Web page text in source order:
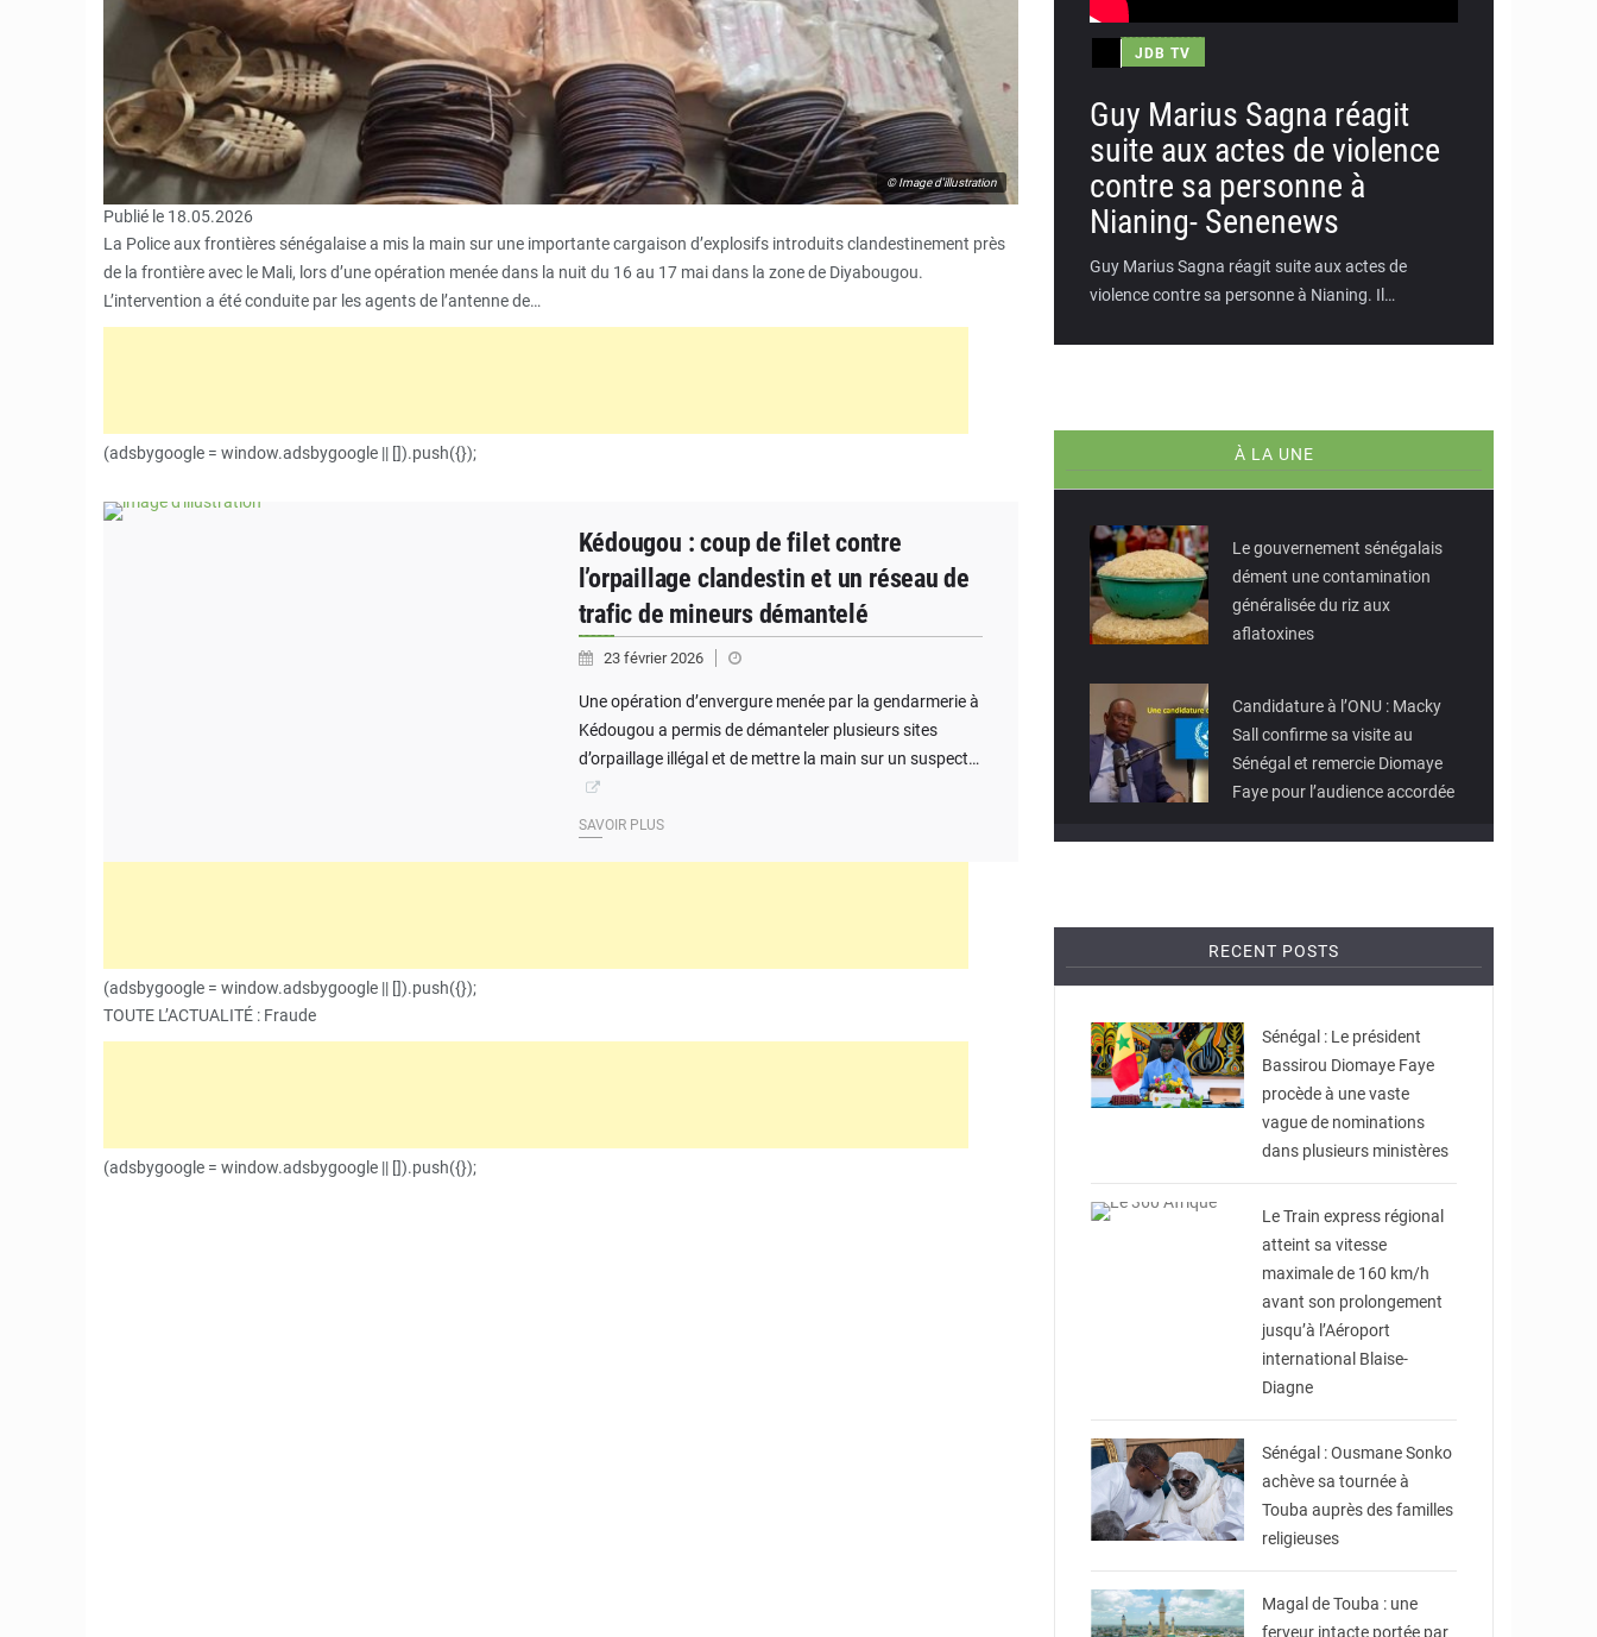
© Image d'illustration
Publié le 18.05.2026
La Police aux frontières sénégalaise a mis la main sur une importante cargaison d’explosifs introduits clandestinement près
de la frontière avec le Mali, lors d’une opération menée dans la nuit du 16 au 17 mai dans la zone de Diyabougou.
L’intervention a été conduite par les agents de l’antenne de…
(adsbygoogle = window.adsbygoogle || []).push({});
Kédougou : coup de filet contre
l’orpaillage clandestin et un réseau de
trafic de mineurs démantelé
23 février 2026
Une opération d’envergure menée par la gendarmerie à
Kédougou a permis de démanteler plusieurs sites
d’orpaillage illégal et de mettre la main sur un suspect…
SAVOIR PLUS
(adsbygoogle = window.adsbygoogle || []).push({});
TOUTE L’ACTUALITÉ : Fraude
(adsbygoogle = window.adsbygoogle || []).push({});
JDB TV
Guy Marius Sagna réagit
suite aux actes de violence
contre sa personne à
Nianing- Senenews
Guy Marius Sagna réagit suite aux actes de
violence contre sa personne à Nianing. Il…
À LA UNE
Le gouvernement sénégalais
dément une contamination
généralisée du riz aux
aflatoxines
Candidature à l’ONU : Macky
Sall confirme sa visite au
Sénégal et remercie Diomaye
Faye pour l’audience accordée
RECENT POSTS
Sénégal : Le président
Bassirou Diomaye Faye
procède à une vaste
vague de nominations
dans plusieurs ministères
Le Train express régional
atteint sa vitesse
maximale de 160 km/h
avant son prolongement
jusqu’à l’Aéroport
international Blaise-
Diagne
Sénégal : Ousmane Sonko
achève sa tournée à
Touba auprès des familles
religieuses
Magal de Touba : une
ferveur intacte portée par